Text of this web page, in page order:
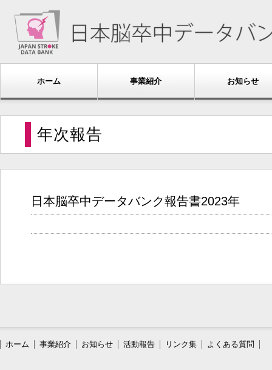
ホーム 事業紹介 お知らせ
年次報告
日本脳卒中データバンク報告書2023年
ホーム 事業紹介 お知らせ 活動報告 リンク集 よくある質問